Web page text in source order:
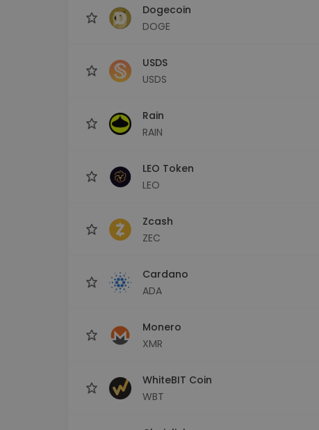
Dogecoin
DOGE
USDS
USDS
Rain
RAIN
LEO Token
LEO
Zcash
ZEC
Cardano
ADA
Monero
XMR
WhiteBIT Coin
WBT